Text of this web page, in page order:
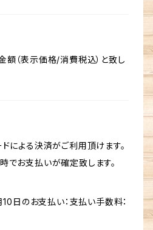
額（表示価格/消費税込）と致し
による決済がご利用頂けます。
でお支払いが確定致します。
10日のお支払い：支払い手数料：